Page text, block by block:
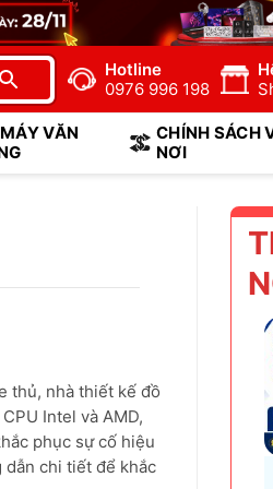
Hotline
0976 996 198
VĂN
CHÍNH SÁCH
NƠI
thủ, nhà thiết kế đồ
Intel và AMD,
phục sự cố hiệu
dẫn chi tiết để khắc